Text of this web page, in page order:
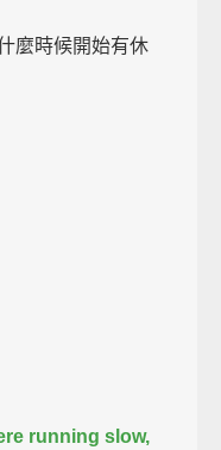
麼時候開始有休
running slow,